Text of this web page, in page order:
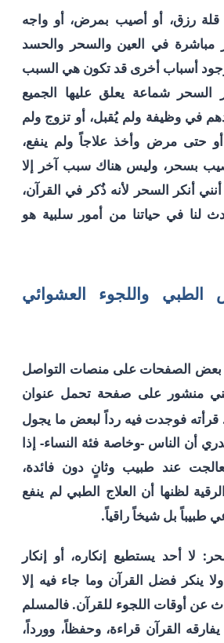
قلة رزق، أو أصيب بمرض، أو واجه
مباشرة في العين والسحر والحسد
أسباب أخرى قد تكون هي السبب
شماعة يعلق عليها الجميع
في وظيفة ولم يُقبل، أو تزوج ولم
أو حتى مرض وأخذ علاجاً ولم ينفع،
بسحر، وليس هناك سبب آخر إلا
أنكر السحر لأنه ذُكر في القرآن،
لنا في حياتنا من أمور سلبية هو
الطبي واللجوء العشوائي
بعض الصفحات على منصات التواصل
منشور على صفحة تحمل عنوان
قرأته فوجدت فيه رداً لبعض ما يجول
أن الناس -وخاصة فئة النساء- إذا
عند طبيب وثانٍ دون فائدة،
لظنها أن العلاج الطبي لم ينفع
طبيباً بل شيخاً راقياً.
لا أحد يستطيع إنكاره، أو إنكار
ولا ينكر فضل القرآن وما جاء فيه إلا
عن أوقات اللجوء للقرآن. فالمسلم
القرآن قراءة، وحفظاً، وورداً،